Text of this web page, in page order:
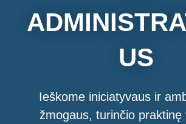
US
Ieškome iniciatyvaus ir
žmogaus, turinčio praktinę